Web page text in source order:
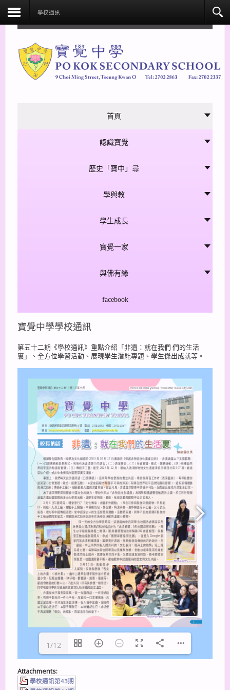
學校通訊
首頁
認識寶覺
歷史「寶中」尋
學與教
學生成長
寳覺一家
與佛有緣
facebook
寶覺中學學校通訊
第五十二期《學校通訊》重點介紹「非遺：就在我們 們的生活
裏」、全方位學習活動、展現學生潛能專題、學生傑出成就等。
http://www.pokok.edu.hk pokok@pokok.edu.hk
1/12
Attachments:
學校通訊第43期